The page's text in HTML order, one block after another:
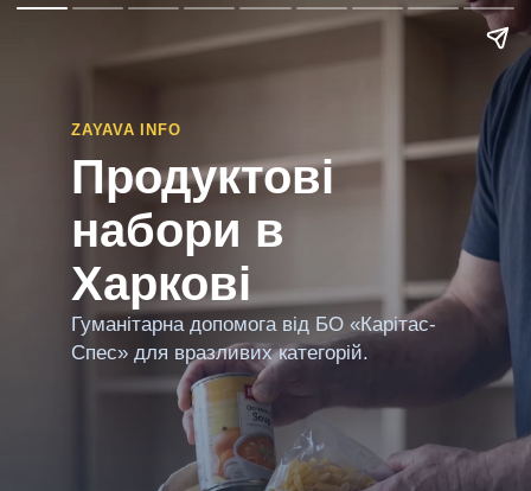
ZAYAVA INFO
Продуктові
набори в
Харкові
Гуманітарна допомога від БО «Карітас-
Спес» для вразливих категорій.